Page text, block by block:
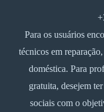
Para os usuários
técnicos em
doméstica. Para
gratuita, desejem
sociais com o